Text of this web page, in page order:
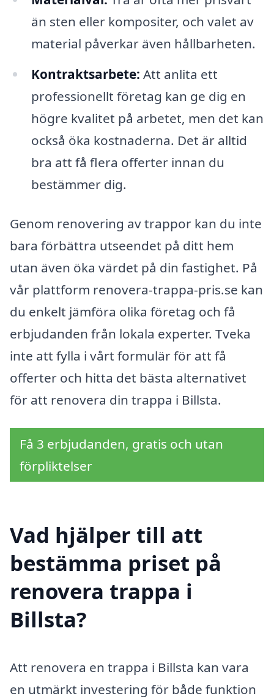
än sten eller kompositer, och valet av
material påverkar även hållbarheten.
Kontraktsarbete: Att anlita ett
professionellt företag kan ge dig en
högre kvalitet på arbetet, men det kan
också öka kostnaderna. Det är alltid
bra att få flera offerter innan du
bestämmer dig.
Genom renovering av trappor kan du inte
bara förbättra utseendet på ditt hem
utan även öka värdet på din fastighet. På
vår plattform renovera-trappa-pris.se kan
du enkelt jämföra olika företag och få
erbjudanden från lokala experter. Tveka
inte att fylla i vårt formulär för att få
offerter och hitta det bästa alternativet
för att renovera din trappa i Billsta.
Få 3 erbjudanden, gratis och utan
förpliktelser
Vad hjälper till att
bestämma priset på
renovera trappa i
Billsta?
Att renovera en trappa i Billsta kan vara
en utmärkt investering för både funktion